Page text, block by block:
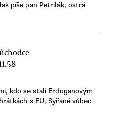
píše pan Petrilák, ostrá
kdo se stali Erdoganovým
s EU, Syřané vůbec